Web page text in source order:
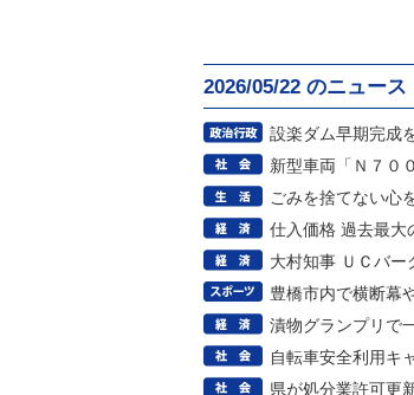
2026/05/22 のニュース
設楽ダム早期完成
新型車両「Ｎ７０
ごみを捨てない心
仕入価格 過去最大
大村知事 ＵＣバー
豊橋市内で横断幕
漬物グランプリで
自転車安全利用キ
県が処分業許可更